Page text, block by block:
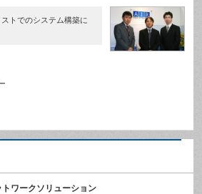
トでのシステム構築に
トワークソリューション